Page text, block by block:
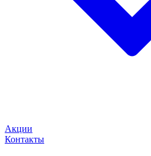
Акции
Контакты